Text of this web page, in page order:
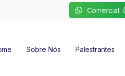
Comercial:
Sobre Nós Palestrantes